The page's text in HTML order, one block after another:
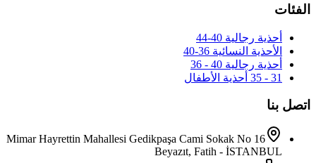
Mimar Hayrettin Mahallesi